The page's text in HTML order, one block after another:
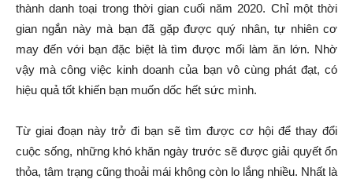
thành danh toại trong thời gian cuối năm 2020. Chỉ một thời
gian ngắn này mà bạn đã gặp được quý nhân, tự nhiên cơ
may đến với bạn đặc biệt là tìm được mối làm ăn lớn. Nhờ
vậy mà công việc kinh doanh của bạn vô cùng phát đạt, có
hiệu quả tốt khiến bạn muốn dốc hết sức mình.
Từ giai đoạn này trở đi bạn sẽ tìm được cơ hội để thay đổi
cuộc sống, những khó khăn ngày trước sẽ được giải quyết ổn
thỏa, tâm trạng cũng thoải mái không còn lo lắng nhiều. Nhất là